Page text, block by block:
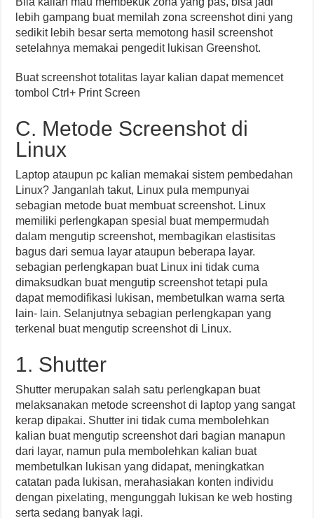
lebih gampang buat memilah zona screenshot dini yang
sedikit lebih besar serta memotong hasil screenshot
setelahnya memakai pengedit lukisan Greenshot.
Buat screenshot totalitas layar kalian dapat memencet
tombol Ctrl+ Print Screen
C. Metode Screenshot di
Linux
Laptop ataupun pc kalian memakai sistem pembedahan
Linux? Janganlah takut, Linux pula mempunyai
sebagian metode buat membuat screenshot. Linux
memiliki perlengkapan spesial buat mempermudah
dalam mengutip screenshot, membagikan elastisitas
bagus dari semua layar ataupun beberapa layar.
sebagian perlengkapan buat Linux ini tidak cuma
dimaksudkan buat mengutip screenshot tetapi pula
dapat memodifikasi lukisan, membetulkan warna serta
lain- lain. Selanjutnya sebagian perlengkapan yang
terkenal buat mengutip screenshot di Linux.
1. Shutter
Shutter merupakan salah satu perlengkapan buat
melaksanakan metode screenshot di laptop yang sangat
kerap dipakai. Shutter ini tidak cuma membolehkan
kalian buat mengutip screenshot dari bagian manapun
dari layar, namun pula membolehkan kalian buat
membetulkan lukisan yang didapat, meningkatkan
catatan pada lukisan, merahasiakan konten individu
dengan pixelating, mengunggah lukisan ke web hosting
serta sedang banyak lagi.